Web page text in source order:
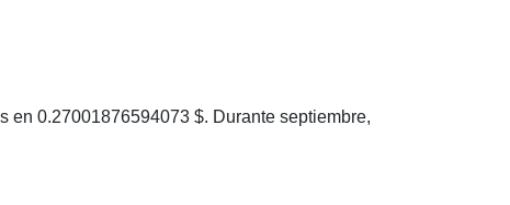
en 0.27001876594073 $. Durante septiembre,